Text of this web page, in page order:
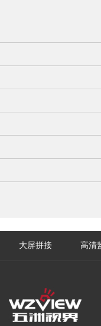
大屏拼接 高清